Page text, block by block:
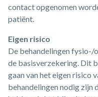
contact opgenomen
patiënt.
Eigen risico
De behandelingen
de basisverzekering. Dit
gaan van het eigen risico
behandelingen nodig zijn